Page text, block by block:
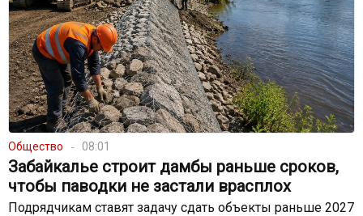
Общество 08:01
Забайкалье строит дамбы раньше сроков,
чтобы паводки не застали врасплох
Подрядчикам ставят задачу сдать объекты раньше 2027